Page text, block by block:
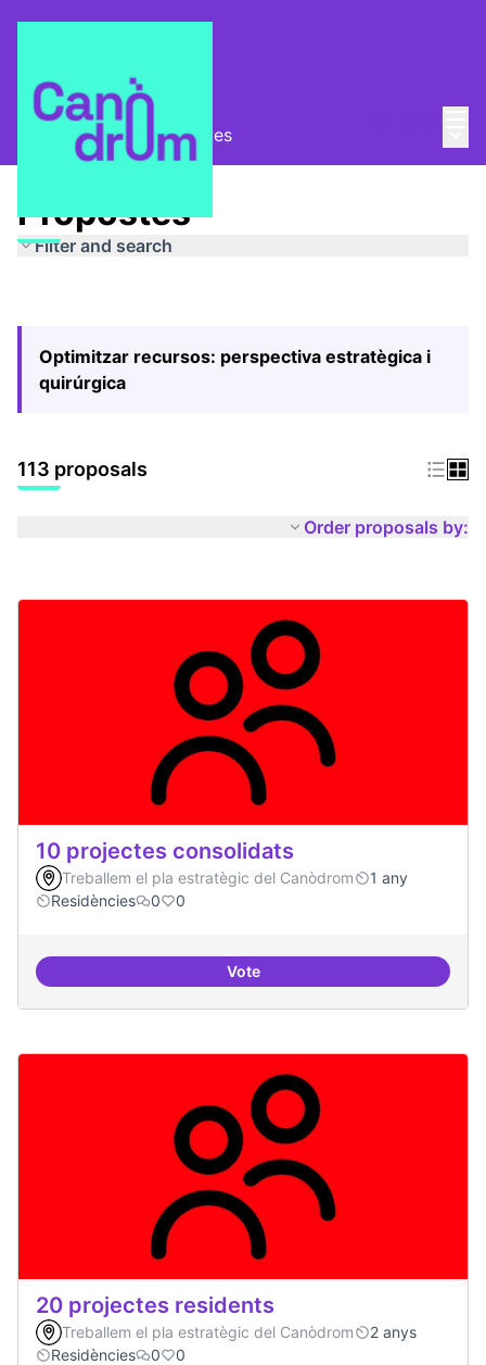
Pla Estratègic Propostes
Propostes
Filter and search
Optimitzar recursos: perspectiva estratègica i
quirúrgica
113 proposals
Order proposals by:
10 projectes consolidats
Treballem el pla estratègic del Canòdrom
1 any
Residències
0 0
Vote10 projectes consolidats
20 projectes residents
Treballem el pla estratègic del Canòdrom
2 anys
Residències
0 0